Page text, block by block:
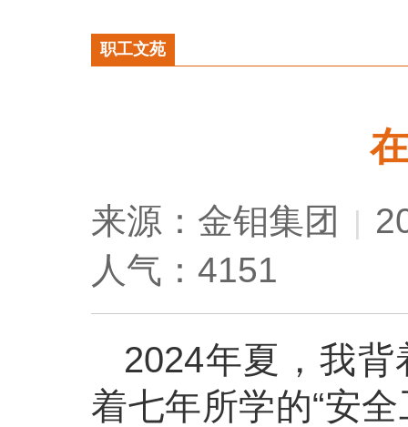
职工文苑
来源：金钼集团 |
人气：4151
2024年夏，我
着七年所学的“安